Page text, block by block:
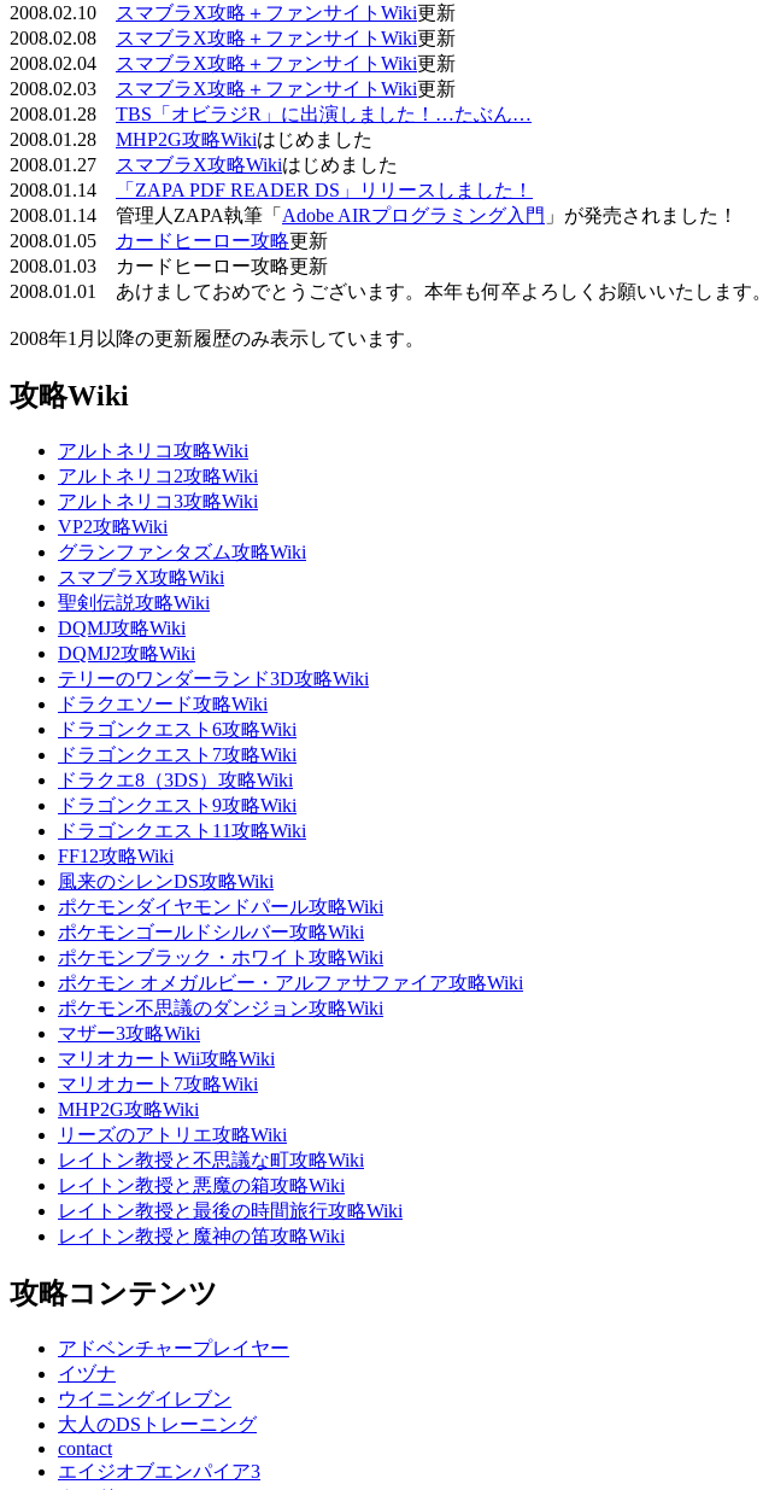
2008.02.10
スマブラX攻略＋ファンサイトWiki更新
2008.02.08
スマブラX攻略＋ファンサイトWiki更新
2008.02.04
スマブラX攻略＋ファンサイトWiki更新
2008.02.03
スマブラX攻略＋ファンサイトWiki更新
2008.01.28 TBS「オビラジR」に出演しました！…たぶん…
2008.01.28 MHP2G攻略Wikiはじめました
2008.01.27
スマブラX攻略Wikiはじめました
2008.01.14
「ZAPA PDF READER DS」リリースしました！
2008.01.14 管理人ZAPA執筆「 Adobe AIRプログラミング入門 」が発売されました！
2008.01.05
カードヒーロー攻略更新
2008.01.03 カードヒーロー攻略更新
2008.01.01 あけましておめでとうございます。本年も何卒よろしくお願いいたします。
2008年1月以降の更新履歴のみ表示しています。
攻略Wiki
アルトネリコ攻略Wiki
アルトネリコ2攻略Wiki
アルトネリコ3攻略Wiki
VP2攻略Wiki
グランファンタズム攻略Wiki
スマブラX攻略Wiki
聖剣伝説攻略Wiki
DQMJ攻略Wiki
DQMJ2攻略Wiki
テリーのワンダーランド3D攻略Wiki
ドラクエソード攻略Wiki
ドラゴンクエスト6攻略Wiki
ドラゴンクエスト7攻略Wiki
ドラクエ8（3DS）攻略Wiki
ドラゴンクエスト9攻略Wiki
ドラゴンクエスト11攻略Wiki
FF12攻略Wiki
風来のシレンDS攻略Wiki
ポケモンダイヤモンドパール攻略Wiki
ポケモンゴールドシルバー攻略Wiki
ポケモンブラック・ホワイト攻略Wiki
ポケモン オメガルビー・アルファサファイア攻略Wiki
ポケモン不思議のダンジョン攻略Wiki
マザー3攻略Wiki
マリオカートWii攻略Wiki
マリオカート7攻略Wiki
MHP2G攻略Wiki
リーズのアトリエ攻略Wiki
レイトン教授と不思議な町攻略Wiki
レイトン教授と悪魔の箱攻略Wiki
レイトン教授と最後の時間旅行攻略Wiki
レイトン教授と魔神の笛攻略Wiki
攻略コンテンツ
アドベンチャープレイヤー
イヅナ
ウイニングイレブン
大人のDSトレーニング
contact
エイジオブエンパイア3